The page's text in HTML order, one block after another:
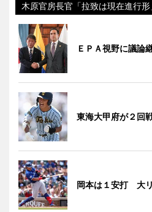
木原官房長官「拉致は現在進行形
ＥＰＡ視野に議論
東海大甲府が２回
岡本は１安打 大